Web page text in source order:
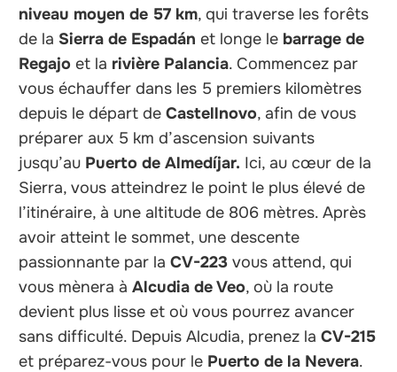
niveau moyen de 57 km, qui traverse les forêts
de la Sierra de Espadán et longe le barrage de
Regajo et la rivière Palancia. Commencez par
vous échauffer dans les 5 premiers kilomètres
depuis le départ deCastellnovo, afin de vous
préparer aux 5 km d’ascension suivants
jusqu’au Puerto de Almedíjar. Ici, au cœur de la
Sierra, vous atteindrez le point le plus élevé de
l’itinéraire, à une altitude de 806 mètres. Après
avoir atteint le sommet, une descente
passionnante par laCV-223 vous attend, qui
vous mènera àAlcudia de Veo, où la route
devient plus lisse et où vous pourrez avancer
sans difficulté. Depuis Alcudia, prenez laCV-215
et préparez-vous pour le Puerto de la Nevera.